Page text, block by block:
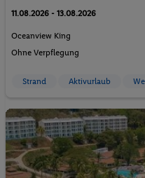
11.08.2026 - 13.08.2026
Oceanview King
Ohne Verpflegung
Strand Aktivurlaub